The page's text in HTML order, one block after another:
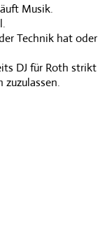
Musik.
Technik hat oder
DJ für Roth strikt